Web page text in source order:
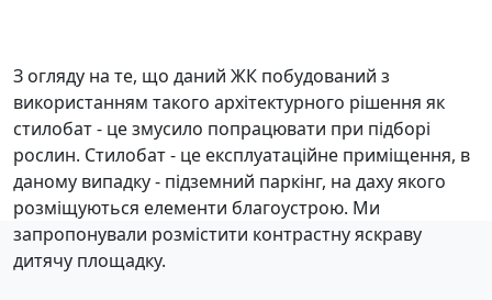
З огляду на те, що даний ЖК побудований з
використанням такого архітектурного рішення як
стилобат - це змусило попрацювати при підборі
рослин. Стилобат - це експлуатаційне приміщення, в
даному випадку - підземний паркінг, на даху якого
розміщуються елементи благоустрою. Ми
запропонували розмістити контрастну яскраву
дитячу площадку.